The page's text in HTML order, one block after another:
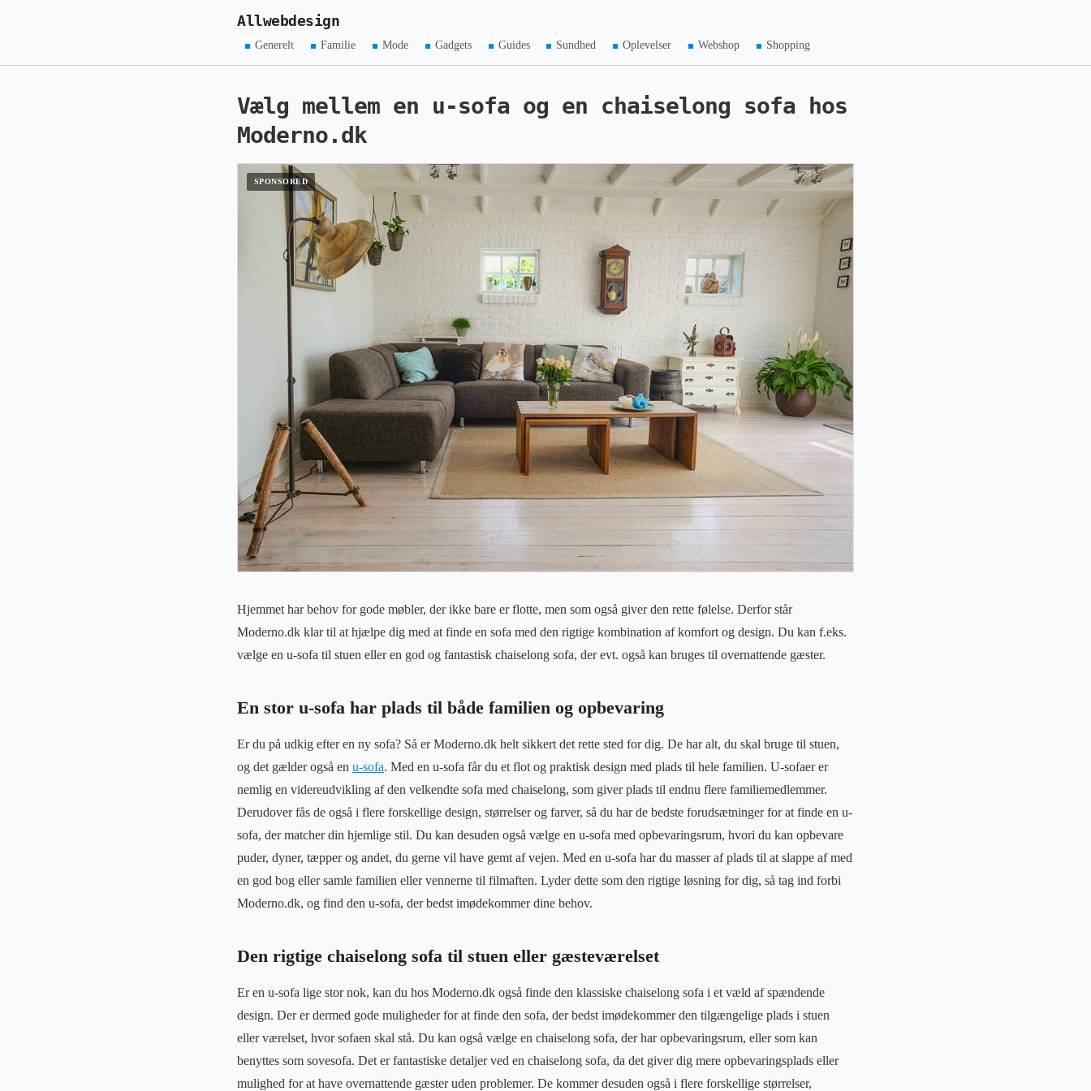
Allwebdesign
Generelt Familie Mode Gadgets Guides Sundhed Oplevelser Webshop Shopping
Vælg mellem en u-sofa og en chaiselong sofa hos
Moderno.dk
Hjemmet har behov for gode møbler, der ikke bare er flotte, men som også giver den rette følelse. Derfor står
Moderno.dk klar til at hjælpe dig med at finde en sofa med den rigtige kombination af komfort og design. Du kan f.eks.
vælge en u-sofa til stuen eller en god og fantastisk chaiselong sofa, der evt. også kan bruges til overnattende gæster.
En stor u-sofa har plads til både familien og opbevaring
Er du på udkig efter en ny sofa? Så er Moderno.dk helt sikkert det rette sted for dig. De har alt, du skal bruge til stuen,
og det gælder også en u-sofa. Med en u-sofa får du et flot og praktisk design med plads til hele familien. U-sofaer er
nemlig en videreudvikling af den velkendte sofa med chaiselong, som giver plads til endnu flere familiemedlemmer.
Derudover fås de også i flere forskellige design, størrelser og farver, så du har de bedste forudsætninger for at finde en u-
sofa, der matcher din hjemlige stil. Du kan desuden også vælge en u-sofa med opbevaringsrum, hvori du kan opbevare
puder, dyner, tæpper og andet, du gerne vil have gemt af vejen. Med en u-sofa har du masser af plads til at slappe af med
en god bog eller samle familien eller vennerne til filmaften. Lyder dette som den rigtige løsning for dig, så tag ind forbi
Moderno.dk, og find den u-sofa, der bedst imødekommer dine behov.
Den rigtige chaiselong sofa til stuen eller gæsteværelset
Er en u-sofa lige stor nok, kan du hos Moderno.dk også finde den klassiske chaiselong sofa i et væld af spændende
design. Der er dermed gode muligheder for at finde den sofa, der bedst imødekommer den tilgængelige plads i stuen
eller værelset, hvor sofaen skal stå. Du kan også vælge en chaiselong sofa, der har opbevaringsrum, eller som kan
benyttes som sovesofa. Det er fantastiske detaljer ved en chaiselong sofa, da det giver dig mere opbevaringsplads eller
mulighed for at have overnattende gæster uden problemer. De kommer desuden også i flere forskellige størrelser,